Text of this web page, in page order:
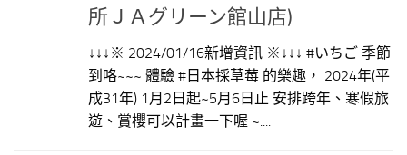
所ＪＡグリーン館山店)
↓↓↓※ 2024/01/16新增資訊 ※↓↓↓ #いちご 季節
到咯~~~ 體驗 #日本採草莓 的樂趣， 2024年(平
成31年) 1月2日起~5月6日止 安排跨年、寒假旅
遊、賞櫻可以計畫一下喔 ~....